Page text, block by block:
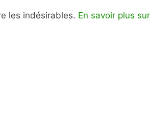
les indésirables. En savoir plus